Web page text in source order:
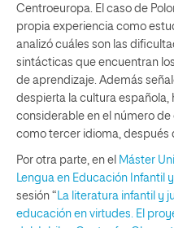
Centroeuropa. El caso de
propia experiencia como
analizó cuáles son las
sintácticas que encuentran
de aprendizaje. Además
despierta la cultura española,
considerable en el número
como tercer idioma, después
Por otra parte, en el Máster
Lengua en Educación Infantil
sesión “ La literatura infantil y
educación en virtudes. El